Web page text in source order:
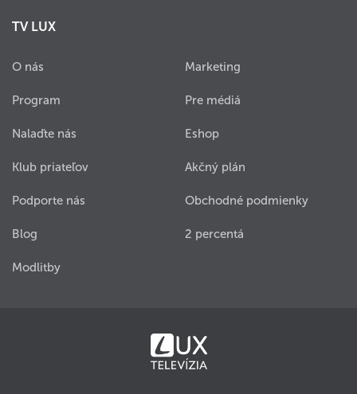
TV LUX
O nás
Program
Nalaďte nás
Klub priateľov
Podporte nás
Blog
Modlitby
Marketing
Pre médiá
Eshop
Akčný plán
Obchodné podmienky
2 percentá